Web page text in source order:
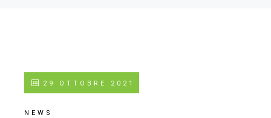
29 OTTOBRE 2021
NEWS